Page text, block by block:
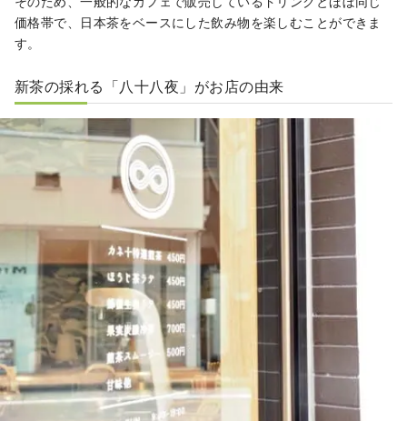
価格帯で、日本茶をベースにした飲み物を楽しむことができま
す。
新茶の採れる「八十八夜」がお店の由来